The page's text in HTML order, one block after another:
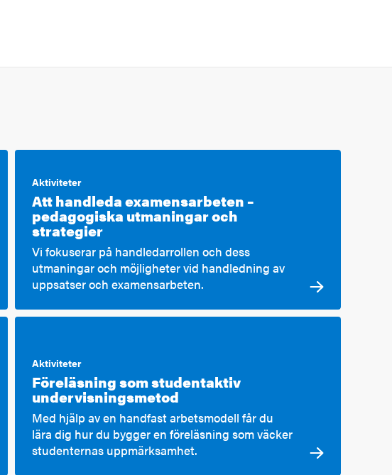
Aktiviteter
Att handleda examensarbeten –
pedagogiska utmaningar och
strategier
Vi fokuserar på handledarrollen och dess
utmaningar och möjligheter vid handledning av
uppsatser och examensarbeten.
Aktiviteter
Föreläsning som studentaktiv
undervisningsmetod
Med hjälp av en handfast arbetsmodell får du
lära dig hur du bygger en föreläsning som väcker
studenternas uppmärksamhet.